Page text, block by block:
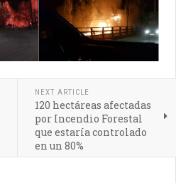
NEXT ARTICLE
120 hectáreas afectadas
por Incendio Forestal
que estaría controlado
en un 80%